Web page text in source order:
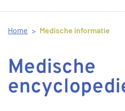
Home Medische informatie
Medische